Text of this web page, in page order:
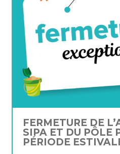
FERMETURE DE
SIPA ET DU PÔLE
PÉRIODE